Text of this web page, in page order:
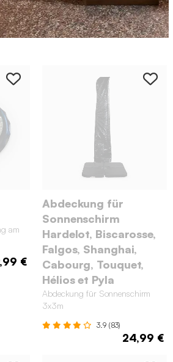
am
€
Abdeckung für
Sonnenschirm
Hardelot, Biscarosse,
Falgos, Shanghai,
Cabourg, Touquet,
Hélios et Pyla
Abdeckung für Sonnenschirm
3x3m
3.9 (83)
24,99 €